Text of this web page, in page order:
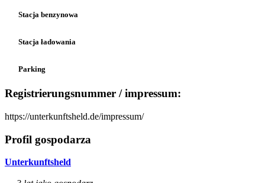
Stacja benzynowa
Stacja ładowania
Parking
Registrierungsnummer / impressum:
https://unterkunftsheld.de/impressum/
Profil gospodarza
Unterkunftsheld